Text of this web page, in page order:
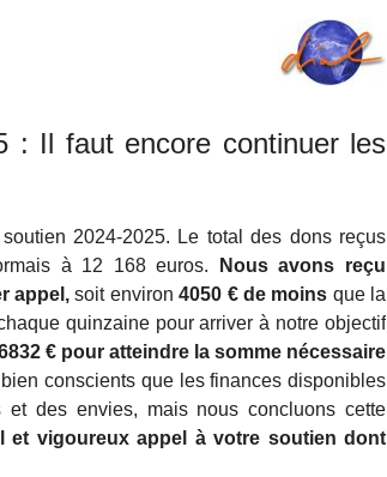
: Il faut encore continuer les
2024-2025. Le total des dons reçus
à 12 168 euros.
Nous avons reçu
appel, soit environ4050 € de moins que la
quinzaine pour arriver à notre objectif
€ pour atteindre la somme nécessaire
conscients que les finances disponibles
des envies, mais nous concluons cette
et vigoureux appel à votre soutien dont